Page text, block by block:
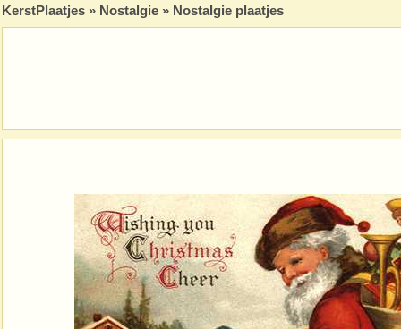
KerstPlaatjes » Nostalgie » Nostalgie plaatjes